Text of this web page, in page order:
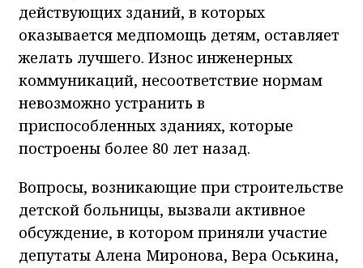
действующих зданий, в которых
оказывается медпомощь детям, оставляет
желать лучшего. Износ инженерных
коммуникаций, несоответствие нормам
невозможно устранить в
приспособленных зданиях, которые
построены более 80 лет назад.
Вопросы, возникающие при строительстве
детской больницы, вызвали активное
обсуждение, в котором приняли участие
депутаты Алена Миронова, Вера Оськина,